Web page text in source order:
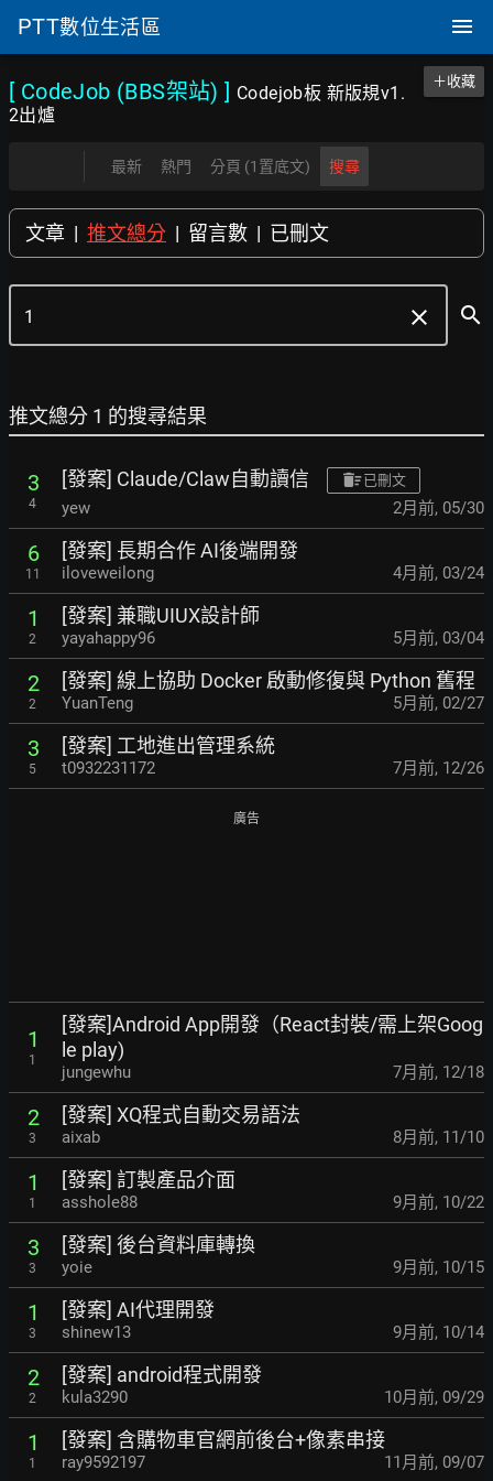
PTT數位生活區
[ CodeJob (BBS架站) ] Codejob板 新版規v1.
2出爐
＋收藏
最新 熱門 分頁 (1置底文) 搜尋
文章 | 推文總分 | 留言數 | 已刪文
clear search
推文總分 1 的搜尋結果
3
4
[發案] Claude/Claw自動讀信 已刪文
yew 2月前, 05/30
6
11
[發案] 長期合作 AI後端開發
iloveweilong 4月前, 03/24
1
2
[發案] 兼職UIUX設計師
yayahappy96 5月前, 03/04
2
2
[發案] 線上協助 Docker 啟動修復與 Python 舊程
YuanTeng 5月前, 02/27
3
5
[發案] 工地進出管理系統
t0932231172 7月前, 12/26
廣告
1
1
[發案]Android App開發（React封裝/需上架Goog
le play)
jungewhu 7月前, 12/18
2
3
[發案] XQ程式自動交易語法
aixab 8月前, 11/10
1
1
[發案] 訂製產品介面
asshole88 9月前, 10/22
3
3
[發案] 後台資料庫轉換
yoie 9月前, 10/15
1
3
[發案] AI代理開發
shinew13 9月前, 10/14
2
2
[發案] android程式開發
kula3290 10月前, 09/29
1
1
[發案] 含購物車官網前後台+像素串接
ray9592197 11月前, 09/07